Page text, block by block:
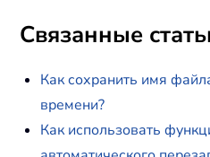
Связанные
Как сохранить имя
времени?
Как использовать